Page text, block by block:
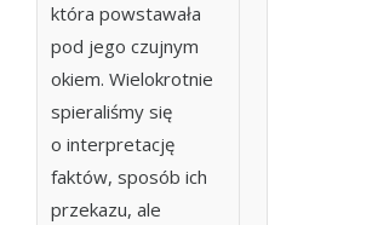
która powstawała
pod jego czujnym
okiem. Wielokrotnie
spieraliśmy się
o interpretację
faktów, sposób ich
przekazu, ale